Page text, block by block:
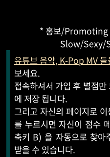
* 홍보/Promoting
Slow/Sexy/
유튜브 음악, K-Pop MV
보세요.
접속하셔서 가입 후 별점
에 저장 됩니다.
그리고 자신의 페이지로
를 누르시면 자신이 점수
축키 B) 을 자동으로 찾아
받을 수 있습니다.